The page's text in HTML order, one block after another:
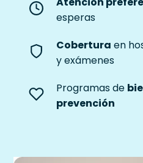
esperas
Cobertura en
y exámenes
Programas de
prevención